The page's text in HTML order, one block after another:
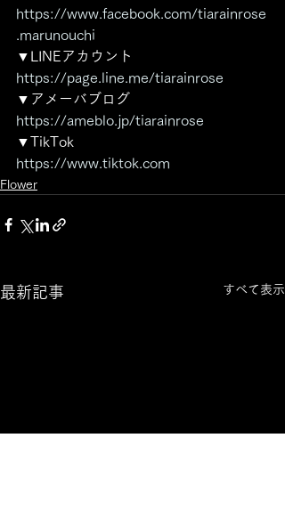
https://www.facebook.com/tiarainrose
.marunouchi
▼LINEアカウント
https://page.line.me/tiarainrose
▼アメーバブログ
https://ameblo.jp/tiarainrose
▼TikTok
https://www.tiktok.com
Flower
最新記事 すべて表示